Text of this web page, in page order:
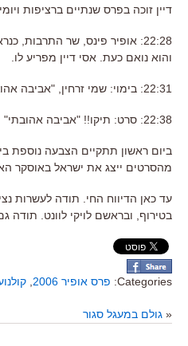
דיין זוכה בפרס שנתיים ברציפות
22:28: אופיר פינס, שר התרבות,
והוא נואם כעת. אסי דיין מפריע לו.
22:31: בימוי: שמי זרחין, "אביבה אהובתי". (6:3 לטובת עינת).
22:38: סרט: תיקו!! "אביבה אהובתי" וגם "אדמה משוגעת".
ביום ראשון תתקיים הצבעה נוספת
מהסרטים ייצג את ישראל באוסקר
עד כאן הדיווח החי. תודה לעשרות
בטירוף, ובראשם לויקי לוונט. תודה
Categories: פרס אופיר 2006
« גולם במעגל סגור